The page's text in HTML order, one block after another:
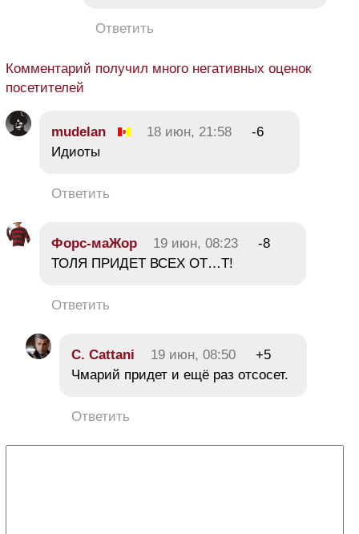
Ответить
Комментарий получил много негативных оценок
посетителей
mudelan 18 июн, 21:58
-6
Идиоты
Ответить
Форс-маЖор 19 июн, 08:23
-8
ТОЛЯ ПРИДЕТ ВСЕХ ОТ…Т!
Ответить
C. Cattani 19 июн, 08:50
+5
Чмарий придет и ещё раз отсосет.
Ответить